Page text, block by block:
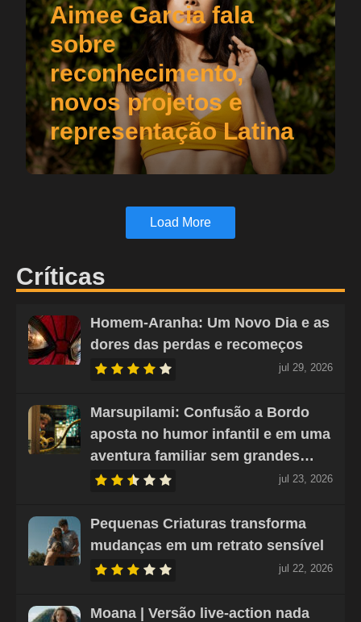
Aimee Garcia fala
sobre
reconhecimento,
novos projetos e
representação Latina
Load More
Críticas
Homem-Aranha: Um Novo Dia e as
dores das perdas e recomeços
jul 29, 2026
Marsupilami: Confusão a Bordo
aposta no humor infantil e em uma
aventura familiar sem grandes…
jul 23, 2026
Pequenas Criaturas transforma
mudanças em um retrato sensível
jul 22, 2026
Moana | Versão live-action nada